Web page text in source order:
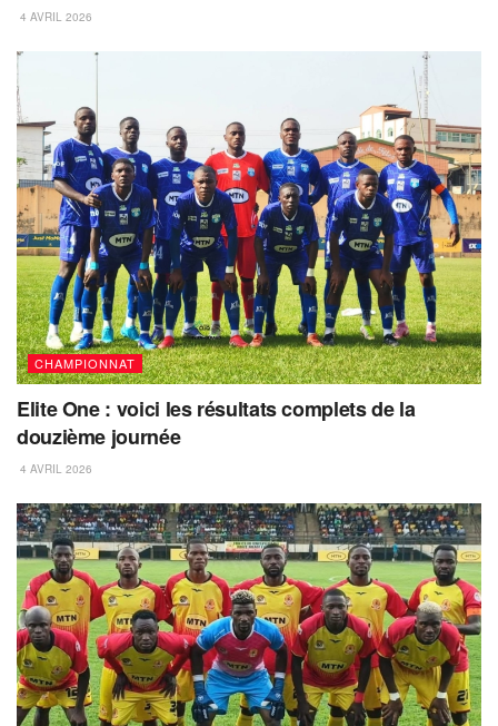
4 AVRIL 2026
CHAMPIONNAT
Elite One : voici les résultats complets de la
douzième journée
4 AVRIL 2026